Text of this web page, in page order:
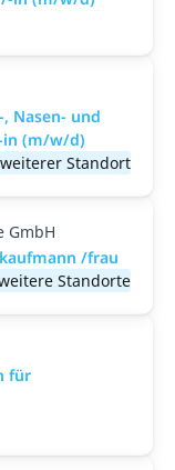
Nasen- und
in (m/w/d)
Standort
GmbH
/frau
Standorte
für